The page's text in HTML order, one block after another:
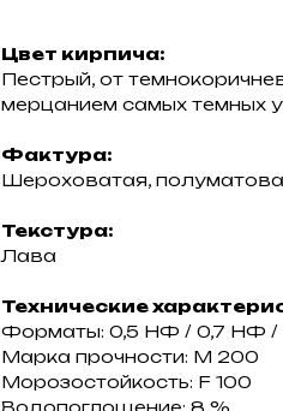
Цвет кирпича:
Пестрый, от
мерцанием самых темных
Фактура:
Шероховатая,
Текстура:
Лава
Технические
Форматы: 0,5 НФ / 0,7 НФ /
Марка прочности: М 200
Морозостойкость: F 100